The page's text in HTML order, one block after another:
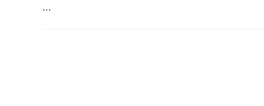
...